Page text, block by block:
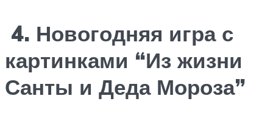
4. Новогодняя игра с
картинками “Из жизни
Санты и Деда Мороза”